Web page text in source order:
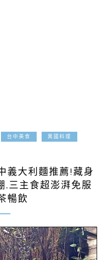
台中美食 異國料理
義大利麵推薦!藏身
.三主食超澎湃免服
暢飲